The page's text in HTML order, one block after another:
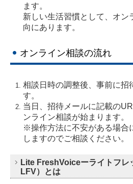
募集要項
お問合せ
ます。
新しい生活習慣として、オン
向にあります。
オンライン相談の流れ
相談日時の調整後、事前に招
す。
当日、招待メールに記載の
ンライン相談が始まります。
※操作方法に不安がある場合
しますのでご相談ください。
Lite FreshVoiceーライトフレ
LFV）とは